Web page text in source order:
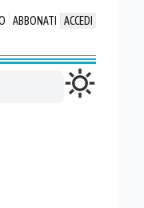
ABBONATI ACCEDI